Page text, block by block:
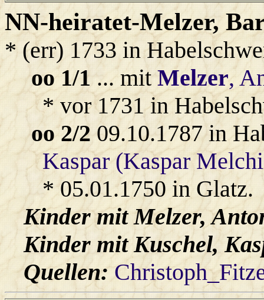
NN-heiratet-Melzer,
* (err) 1733 in
oo 1/1... mitMelzer,
* vor 1731 in
oo 2/209.10.1787 in
Kaspar (Kaspar
* 05.01.1750 in Glatz.
Kinder mitMelzer,
Kinder mitKuschel,
Quellen: